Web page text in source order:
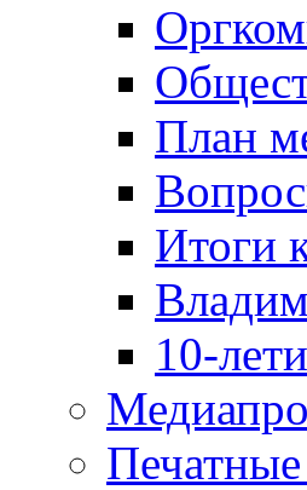
План
Итоги
10-